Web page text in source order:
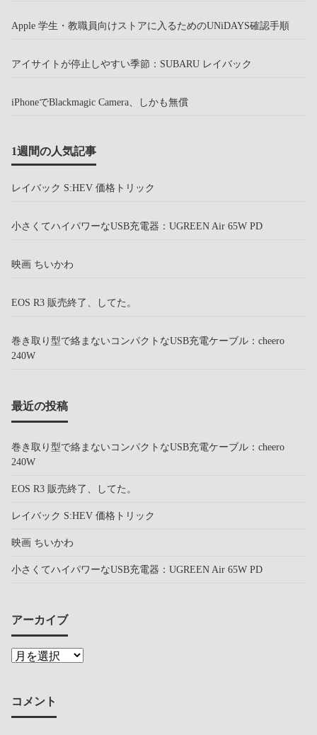
Apple 学生・教職員向けストアに入るためのUNiDAYS確認手順
アイサイトが停止しやすい季節：SUBARU レイバック
iPhoneでBlackmagic Camera、しかも無償
1週間の人気記事
レイバック S:HEV 価格トリック
小さくてハイパワーなUSB充電器：UGREEN Air 65W PD
映画 ちいかわ
EOS R3 販売終了、してた。
巻き取り型で絡まないコンパクトなUSB充電ケーブル：cheero
240W
最近の投稿
巻き取り型で絡まないコンパクトなUSB充電ケーブル：cheero
240W
EOS R3 販売終了、してた。
レイバック S:HEV 価格トリック
映画 ちいかわ
小さくてハイパワーなUSB充電器：UGREEN Air 65W PD
アーカイブ
コメント